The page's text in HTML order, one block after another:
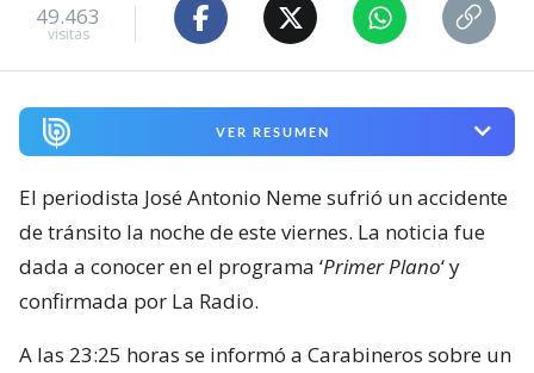
49.463
visitas
VER RESUMEN
El periodista José Antonio Neme sufrió un accidente
de tránsito la noche de este viernes. La noticia fue
dada a conocer en el programa ‘Primer Plano‘ y
confirmada por La Radio.
A las 23:25 horas se informó a Carabineros sobre un